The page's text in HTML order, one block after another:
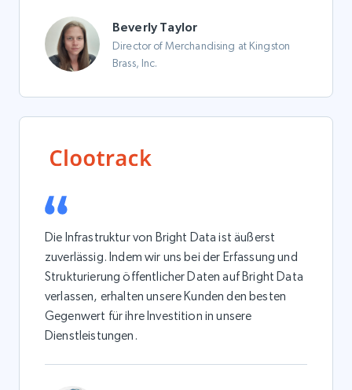
Beverly Taylor
Director of Merchandising at Kingston
Brass, Inc.
Die Infrastruktur von Bright Data ist äußerst
zuverlässig. Indem wir uns bei der Erfassung und
Strukturierung öffentlicher Daten auf Bright Data
verlassen, erhalten unsere Kunden den besten
Gegenwert für ihre Investition in unsere
Dienstleistungen.